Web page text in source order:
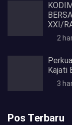
XXI/
2
Kajati
3
Pos Terbaru